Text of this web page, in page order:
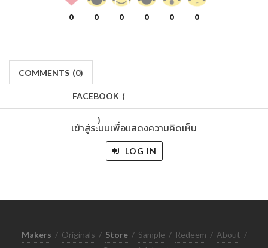
0 0 0 0 0 0
COMMENTS (0)
FACEBOOK (
)
เข้าสู่ระบบเพื่อแสดงความคิดเห็น
LOG IN
Makers / Originals / Store / Sample / Redeem / About /